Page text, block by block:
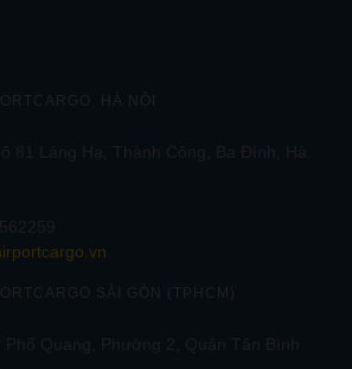
HÀ NỘI
SÀI GÒN (TPHCM)